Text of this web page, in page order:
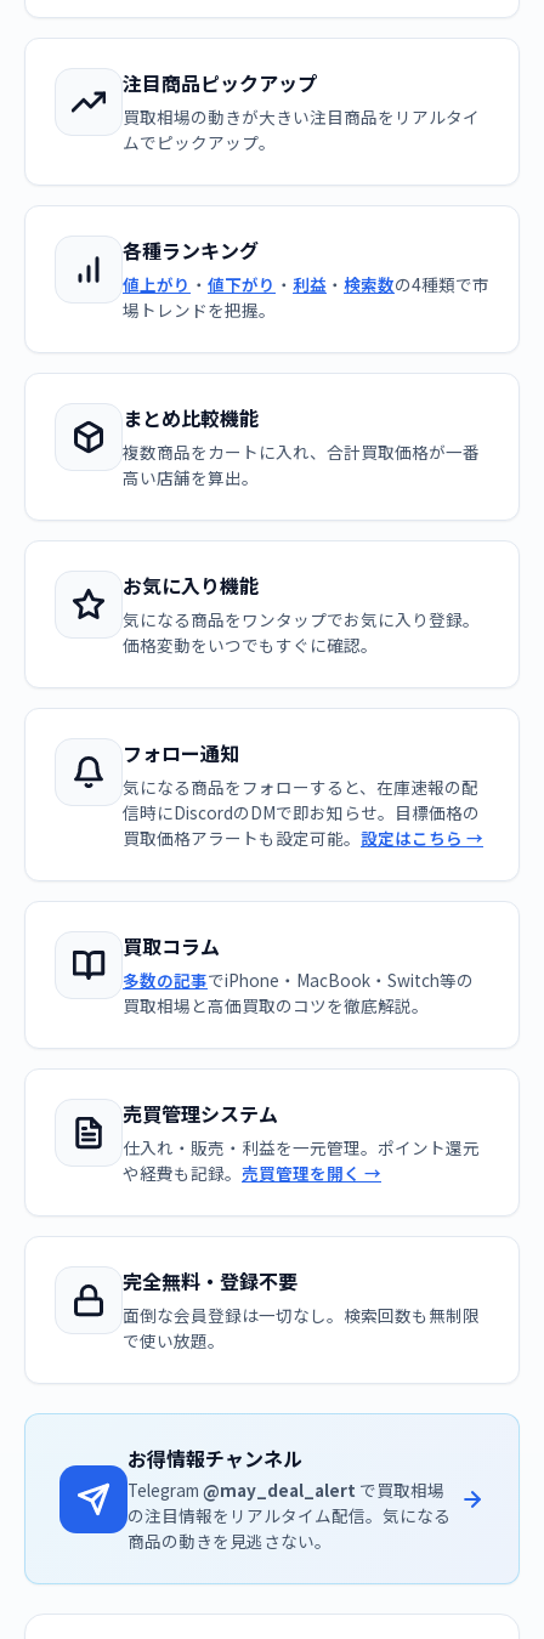
注目商品ピックアップ
買取相場の動きが大きい注目商品をリアルタイ
ムでピックアップ。
各種ランキング
値上がり ・ 値下がり ・ 利益 ・ 検索数の4種類で市
場トレンドを把握。
まとめ比較機能
複数商品をカートに入れ、合計買取価格が一番
高い店舗を算出。
お気に入り機能
気になる商品をワンタップでお気に入り登録。
価格変動をいつでもすぐに確認。
フォロー通知
気になる商品をフォローすると、在庫速報の配
信時にDiscordのDMで即お知らせ。目標価格の
買取価格アラートも設定可能。 設定はこちら →
買取コラム
多数の記事でiPhone・MacBook・Switch等の
買取相場と高価買取のコツを徹底解説。
売買管理システム
仕入れ・販売・利益を一元管理。ポイント還元
や経費も記録。 売買管理を開く →
完全無料・登録不要
面倒な会員登録は一切なし。検索回数も無制限
で使い放題。
お得情報チャンネル
Telegram @may_deal_alert で買取相場
の注目情報をリアルタイム配信。気になる
商品の動きを見逃さない。